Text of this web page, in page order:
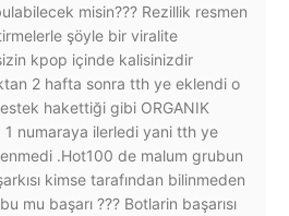
misin??? Rezillik resmen
şöyle bir viralite
kpop içinde kalisinizdir
2 hafta sonra tth ye eklendi o
hakettiği gibi ORGANIK
numaraya ilerledi yani tth ye
.Hot100 de malum grubun
kimse tarafından bilinmeden
mu başarı ??? Botlarin başarısı